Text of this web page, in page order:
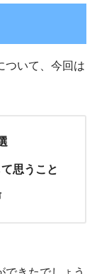
ついて、今回は
思うこと